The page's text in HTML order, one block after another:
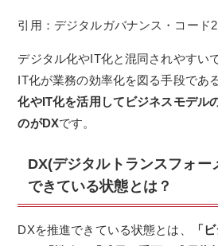
引用：デジタルガバナンス・コード
デジタル化やIT化と混同されやすい
IT化が業務の効率化を図る手段であ
化やIT化を活用してビジネスモデル
のがDXです。
DX(デジタルトランスフォー
できている状態とは？
DXを推進できている状態とは、
「